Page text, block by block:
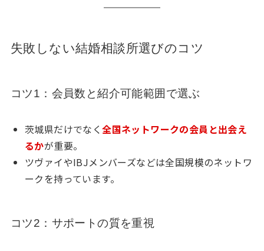
失敗しない結婚相談所選びのコツ
コツ1：会員数と紹介可能範囲で選ぶ
茨城県だけでなく全国ネットワークの会員と出会え
るかが重要。
ツヴァイやIBJメンバーズなどは全国規模のネットワ
ークを持っています。
コツ2：サポートの質を重視